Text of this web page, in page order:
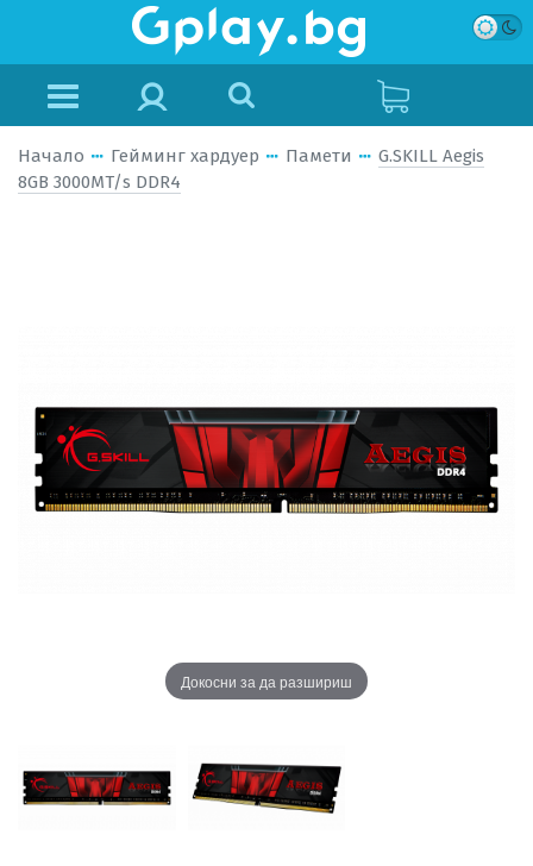
Начало Гейминг хардуер Памети
G.SKILL Aegis
8GB 3000MT/s DDR4
Докосни за да разшириш